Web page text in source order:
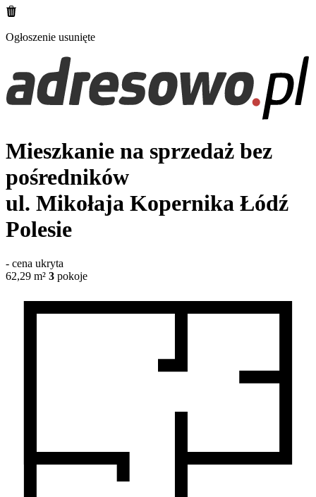
Ogłoszenie usunięte
Mieszkanie na sprzedaż bez
pośredników
ul. Mikołaja Kopernika Łódź
Polesie
- cena ukryta
62,29 m² 3 pokoje